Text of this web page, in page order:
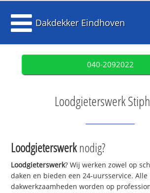
Dakdekker Eindhoven
040-2092022
Loodgieterswerk
Loodgieterswerknodig?
Loodgieterswerk? Wij werken zowel op
daken en bieden een 24-uursservice. Alle
dakwerkzaamheden worden op